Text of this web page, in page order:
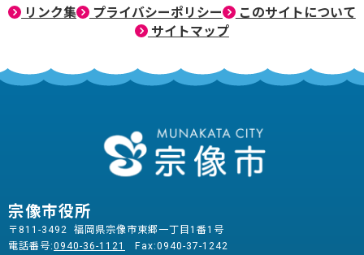
リンク集 プライバシーポリシー
このサイトについて
サイトマップ
宗像市役所
〒811-3492 福岡県宗像市東郷一丁目1番1号
電話番号:0940-36-1121
Fax:0940-37-1242